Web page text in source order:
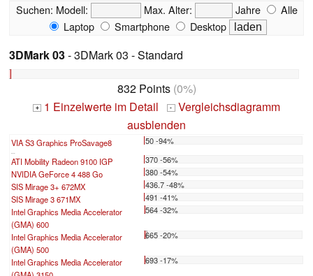
Suchen: Modell: Max. Alter: Jahre
Alle
Laptop
Smartphone Desktop
3DMark 03- 3DMark 03 - Standard
832 Points(0%)
+ 1 Einzelwerte im Detail - Vergleichsdiagramm
ausblenden
VIA S3 Graphics ProSavage8 50 -94%
...
ATI Mobility Radeon 9100 IGP
370 -56%
NVIDIA GeForce 4 488 Go
380 -54%
SIS Mirage 3+ 672MX
436.7 -48%
SIS Mirage 3 671MX
491 -41%
Intel Graphics Media Accelerator
(GMA) 600
564 -32%
Intel Graphics Media Accelerator
(GMA) 500
665 -20%
Intel Graphics Media Accelerator
693 -17%